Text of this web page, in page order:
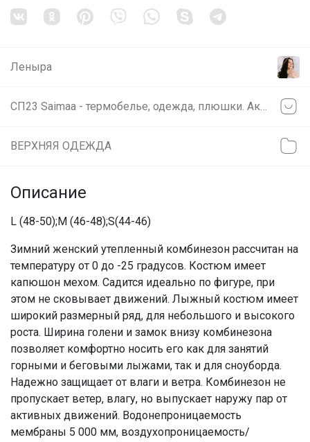
Леныра
ВЕРХНЯЯ ОДЕЖДА
Описание
L (48-50);M (46-48);S(44-46)
Зимний женский утепленный комбинезон рассчитан на
температуру от 0 до -25 градусов. Костюм имеет
капюшон мехом. Садится идеально по фигуре, при
этом не сковывает движений. Лыжный костюм имеет
широкий размерный ряд, для небольшого и высокого
роста. Ширина голени и замок внизу комбинезона
позволяет комфортно носить его как для занятий
горными и беговыми лыжами, так и для сноуборда.
Надежно защищает от влаги и ветра. Комбинезон не
пропускает ветер, влагу, но выпускает наружу пар от
активных движений. Водонепроницаемость
мембраны 5 000 мм, воздухопроницаемость/